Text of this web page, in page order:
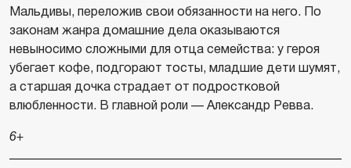
Мальдивы, переложив свои обязанности на него. По
законам жанра домашние дела оказываются
невыносимо сложными для отца семейства: у героя
убегает кофе, подгорают тосты, младшие дети шумят,
а старшая дочка страдает от подростковой
влюбленности. В главной роли — Александр Ревва.
6+